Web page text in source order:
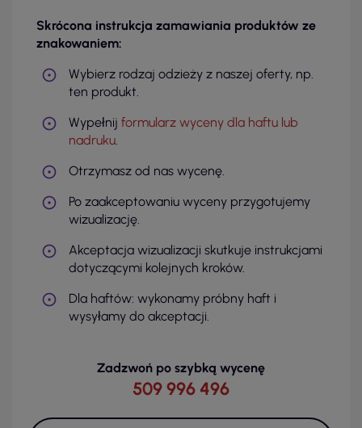
Skrócona instrukcja zamawiania produktów ze
znakowaniem:
Wybierz rodzaj odzieży z naszej oferty, np.
ten produkt.
Wypełnij formularz wyceny dla haftu lub
nadruku.
Otrzymasz od nas wycenę.
Po zaakceptowaniu wyceny przygotujemy
wizualizację.
Akceptacja wizualizacji skutkuje instrukcjami
dotyczącymi kolejnych kroków.
Dla haftów: wykonamy próbny haft i
wysyłamy do akceptacji.
Zadzwoń po szybką wycenę
509 996 496